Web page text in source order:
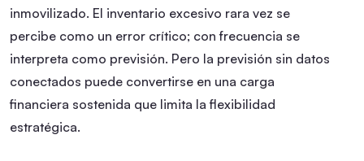
inmovilizado. El inventario excesivo rara vez se
percibe como un error crítico; con frecuencia se
interpreta como previsión. Pero la previsión sin datos
conectados puede convertirse en una carga
financiera sostenida que limita la flexibilidad
estratégica.